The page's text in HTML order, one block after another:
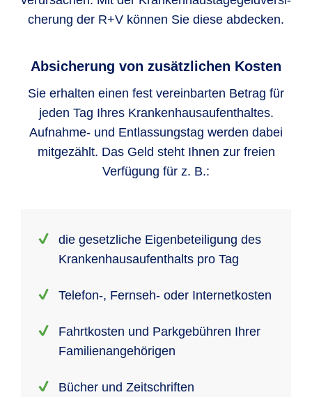
cherung der R+V können Sie diese abdecken.
Absicherung von zusätzlichen Kosten
Sie erhalten einen fest vereinbarten Betrag für
jeden Tag Ihres Kranken­hausaufent­haltes.
Aufnahme- und Entlassungstag werden dabei
mitgezählt. Das Geld steht Ihnen zur freien
Verfügung für z. B.:
die gesetzliche Eigenbe­teiligung des
Kranken­haus­aufent­halts pro Tag
Telefon-, Fernseh- oder Internetkosten
Fahrt­kosten und Park­gebühren Ihrer
Familien­ange­hörigen
Bücher und Zeitschriften